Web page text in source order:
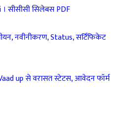
सीसीसी सिलेबस PDF
नवीनीकरण, Status, सर्टिफिकेट
up से वरासत स्टेटस, आवेदन फॉर्म